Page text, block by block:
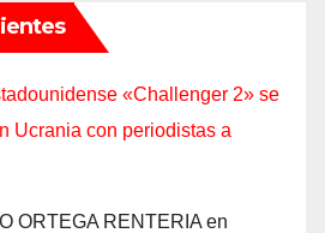
«Challenger 2» se
Ucrania con periodistas a
ORTEGA RENTERIA en